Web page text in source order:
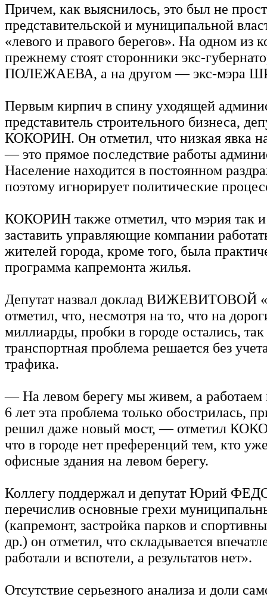
Причем, как выяснилось, это был не
представительской и муниципальной
«левого и правого берегов». На одном из
прежнему стоят сторонники экс-
ПОЛЕЖАЕВА, а на другом — экс-мэра
Первым кирпич в спину уходящей
представитель строительного бизнеса,
КОКОРИН. Он отметил, что низкая явка
— это прямое последствие работы
Население находится в постоянном
поэтому игнорирует политические
КОКОРИН также отметил, что мэрия так и
заставить управляющие компании
жителей города, кроме того, была
программа капремонта жилья.
Депутат назвал доклад ВИЖЕВИТОВОЙ
отметил, что, несмотря на то, что на
миллиарды, пробки в городе остались, так
транспортная проблема решается без
трафика.
— На левом берегу мы живем, а работаем
6 лет эта проблема только обострилась,
решил даже новый мост, — отметил
что в городе нет преференций тем, кто
офисные здания на левом берегу.
Коллегу поддержал и депутат Юрий
перечислив основные грехи
(капремонт, застройка парков и
др.) он отметил, что складывается
работали и вспотели, а результатов нет».
Отсутствие серьезного анализа и доли